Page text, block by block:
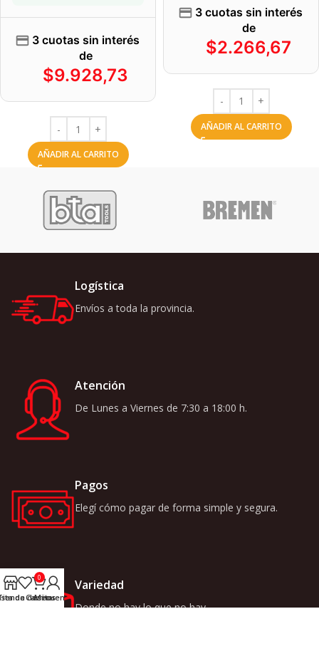
3 cuotas sin interés
de
$9.928,73
AÑADIR AL CARRITO
3 cuotas sin interés
de
$2.266,67
AÑADIR AL CARRITO
Logística
Envíos a toda la provincia.
Atención
De Lunes a Viernes de 7:30 a 18:00 h.
Pagos
Elegí cómo pagar de forma simple y segura.
Variedad
Donde no hay lo que no hay.
de deseos
0
Carrito
Mi cuenta